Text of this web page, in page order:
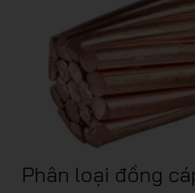
Phân loại đồng